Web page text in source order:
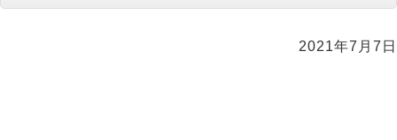
2021年7月7日